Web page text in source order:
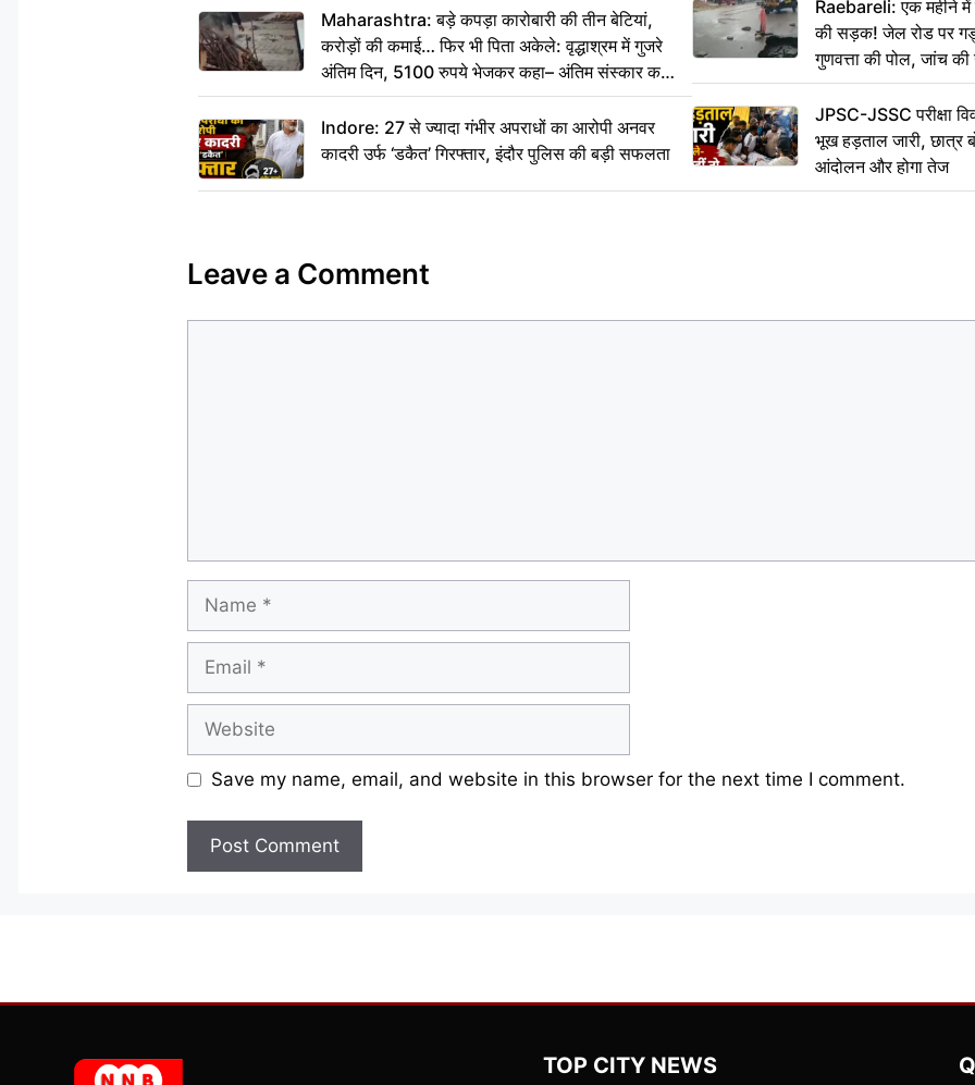
Maharashtra: बड़े कपड़ा कारोबारी की तीन बेटियां,
करोड़ों की कमाई… फिर भी पिता अकेले: वृद्धाश्रम में गुजरे
अंतिम दिन, 5100 रुपये भेजकर कहा– अंतिम संस्कार कर
दीजिए हम नहीं आ पाएंगे
Indore: 27 से ज्यादा गंभीर अपराधों का आरोपी अनवर
कादरी उर्फ ‘डकैत’ गिरफ्तार, इंदौर पुलिस की बड़ी सफलता
Raebareli: एक महीने
की सड़क! जेल रोड पर
गुणवत्ता की पोल, जांच की
JPSC-JSSC परीक्षा
भूख हड़ताल जारी, छात्र
आंदोलन और होगा तेज
Leave a Comment
Save my name, email, and website in this browser for the next time I comment.
TOP CITY NEWS